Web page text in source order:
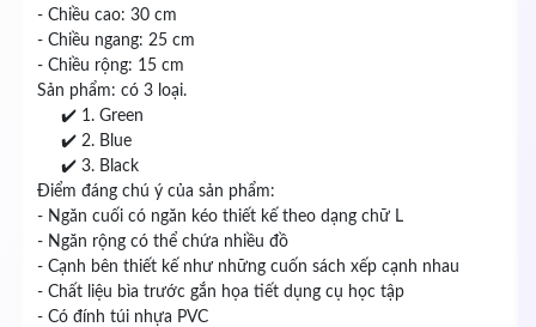
- Chiều cao: 30 cm
- Chiều ngang: 25 cm
- Chiều rộng: 15 cm
Sản phẩm: có 3 loại.
✔️ 1. Green
✔️ 2. Blue
✔️ 3. Black
Điểm đáng chú ý của sản phẩm:
- Ngăn cuối có ngăn kéo thiết kế theo dạng chữ L
- Ngăn rộng có thể chứa nhiều đồ
- Cạnh bên thiết kế như những cuốn sách xếp cạnh nhau
- Chất liệu bìa trước gắn họa tiết dụng cụ học tập
- Có đính túi nhựa PVC